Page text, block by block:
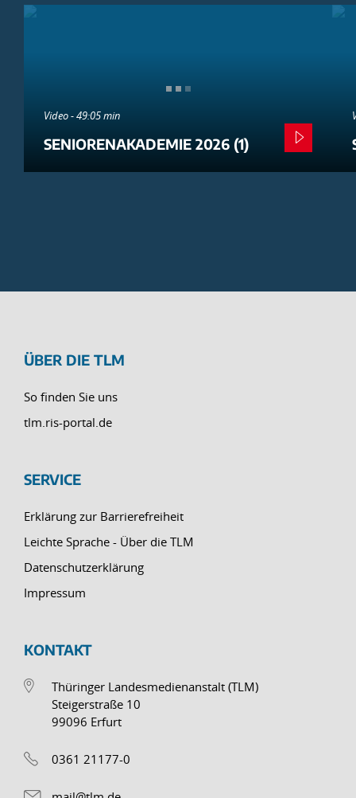
Video - 49:05 min
SENIORENAKADEMIE 2026 (1)
ÜBER DIE TLM
So finden Sie uns
tlm.ris-portal.de
SERVICE
Erklärung zur Barrierefreiheit
Leichte Sprache - Über die TLM
Datenschutzerklärung
Impressum
KONTAKT
Thüringer Landesmedienanstalt (TLM)
Steigerstraße 10
99096 Erfurt
0361 21177-0